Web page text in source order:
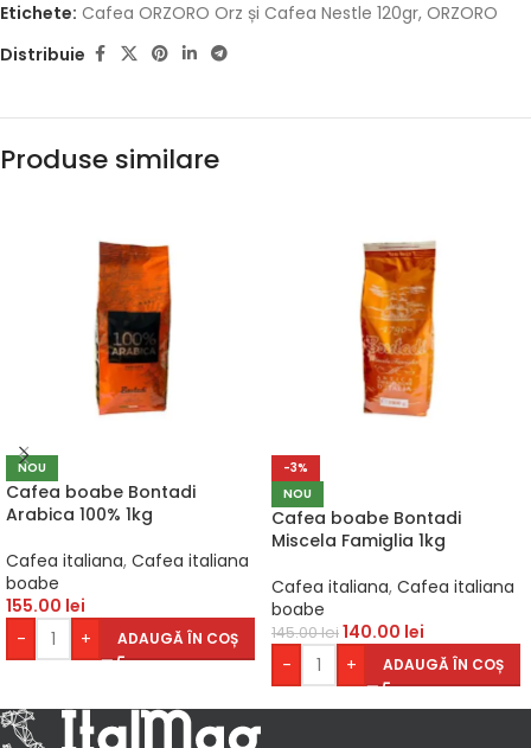
Etichete: Cafea ORZORO Orz și Cafea Nestle 120gr, ORZORO
Distribuie
Produse similare
NOU
Cafea boabe Bontadi
Arabica 100% 1kg
Cafea italiana, Cafea italiana
boabe
155.00 lei
-
+ ADAUGĂ ÎN COȘ
-3%
NOU
Cafea boabe Bontadi
Miscela Famiglia 1kg
Cafea italiana, Cafea italiana
boabe
145.00lei140.00 lei
-
+ ADAUGĂ ÎN COȘ